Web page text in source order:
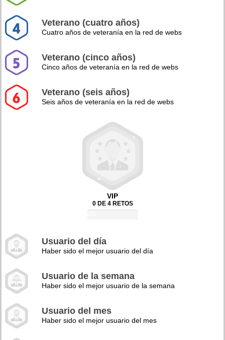
Veterano (cuatro años)
Cuatro años de veteranía en la red de webs
Veterano (cinco años)
Cinco años de veteranía en la red de webs
Veterano (seis años)
Seis años de veteranía en la red de webs
VIP
0 DE 4 RETOS
Usuario del día
Haber sido el mejor usuario del día
Usuario de la semana
Haber sido el mejor usuario de la semana
Usuario del mes
Haber sido el mejor usuario del mes